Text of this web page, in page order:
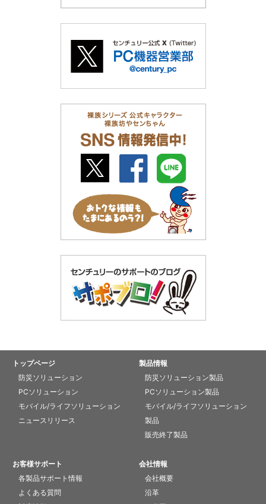
トップページ
防災ソリューション
PCソリューション
モバイル/ライフソリューション
ニュースリリース
製品情報
防災ソリューション製品
PCソリューション製品
モバイル/ライフソリューション
製品
販売終了製品
お客様サポート
各製品サポート情報
よくある質問
会社情報
会社概要
沿革